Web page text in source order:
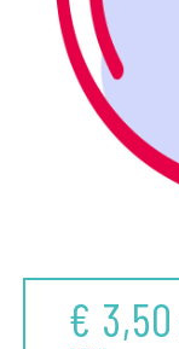
€ 3,50